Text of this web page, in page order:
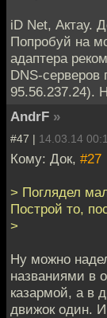
iD Net, Актау.
Попробуй на
адаптера
DNS-серверов
95.56.237.24).
AndrF »
#47 | 14.03.14
Кому: Док, #27
> Поглядел
Построй то,
>
Ну можно
названиями в
казармой, а в
движок один.